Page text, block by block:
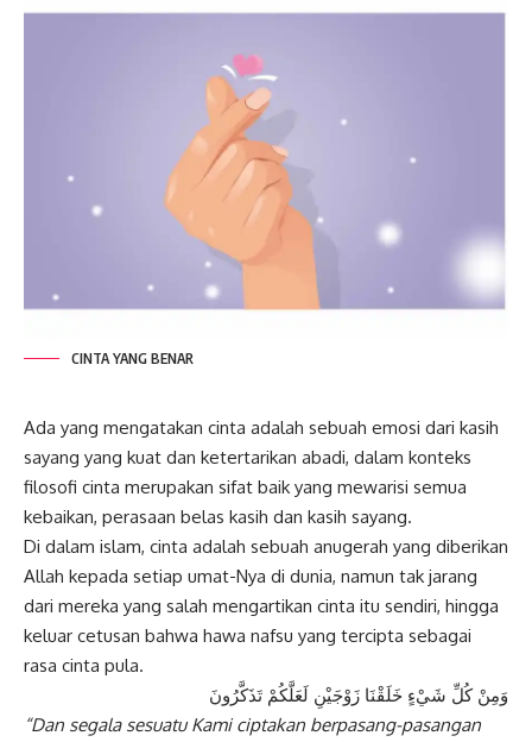
CINTA YANG BENAR
Ada yang mengatakan cinta adalah sebuah emosi dari kasih
sayang yang kuat dan ketertarikan abadi, dalam konteks
filosofi cinta merupakan sifat baik yang mewarisi semua
kebaikan, perasaan belas kasih dan kasih sayang.
Di dalam islam, cinta adalah sebuah anugerah yang diberikan
Allah kepada setiap umat-Nya di dunia, namun tak jarang
dari mereka yang salah mengartikan cinta itu sendiri, hingga
keluar cetusan bahwa hawa nafsu yang tercipta sebagai
rasa cinta pula.
وَمِنْ كُلِّ شَيْءٍ خَلَقْنَا زَوْجَيْنِ لَعَلَّكُمْ تَذَكَّرُونَ
“Dan segala sesuatu Kami ciptakan berpasang-pasangan